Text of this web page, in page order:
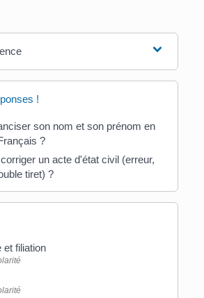
!
son nom et son prénom en
?
un acte d'état civil (erreur,
tiret) ?
et filiation